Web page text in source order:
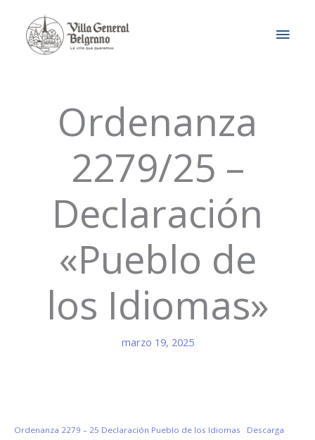
contenido
Ordenanza
2279/25 –
Declaración
«Pueblo de
los Idiomas»
marzo 19, 2025
Ordenanza 2279 – 25 Declaración Pueblo de los Idiomas
Descarga